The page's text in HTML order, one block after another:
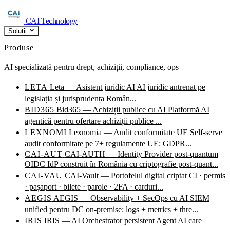
CAI Technology
Soluții
Produse
AI specializată pentru drept, achiziții, compliance, ops
LETA Leta — Asistent juridic AI AI juridic antrenat pe
legislația și jurisprudența Român...
BID365 Bid365 — Achiziții publice cu AI Platformă AI
agentică pentru ofertare achiziții publice ...
LEXNOMI Lexnomia — Audit conformitate UE Self-serve
audit conformitate pe 7+ regulamente UE: GDPR...
CAI-AUT CAI-AUTH — Identity Provider post-quantum
OIDC IdP construit în România cu criptografie post-quant...
CAI-VAU CAI-Vault — Portofelul digital criptat CI · permis
· pașaport · bilete · parole · 2FA · carduri...
AEGIS AEGIS — Observability + SecOps cu AI SIEM
unified pentru DC on-premise: logs + metrics + thre...
IRIS IRIS — AI Orchestrator persistent Agent AI care